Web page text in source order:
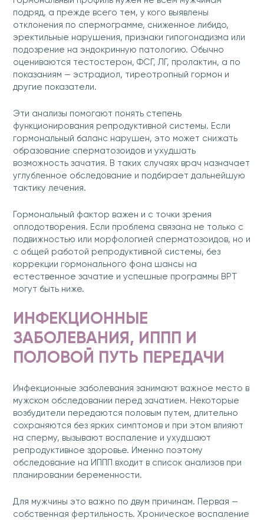
подряд, а прежде всего тем, у кого выявлены
отклонения по спермограмме, сниженное либидо,
эректильные нарушения, признаки гипогонадизма или
подозрение на эндокринную патологию. Обычно
оцениваются тестостерон, ФСГ, ЛГ, пролактин, а по
показаниям — эстрадиол, тиреотропный гормон и
другие показатели.
Эти анализы помогают понять степень
функционирования репродуктивной системы. Если
гормональный баланс нарушен, это может снижать
образование сперматозоидов и ухудшать
возможность зачатия. В таких случаях врач назначает
углубленное обследование и подбирает дальнейшую
тактику лечения.
Гормональный фактор важен и с точки зрения
оплодотворения. Если проблема связана не только с
подвижностью или морфологией сперматозоидов, но и
с общей работой репродуктивной системы, без
коррекции гормонального фона шансы на
естественное зачатие и успешные программы ВРТ
могут быть ниже.
ИНФЕКЦИОННЫЕ
ЗАБОЛЕВАНИЯ, ИППП И
ПОЛОВОЙ ПУТЬ ПЕРЕДАЧИ
Инфекционные заболевания занимают важное место в
мужском обследовании перед зачатием. Некоторые
возбудители передаются половым путем, длительно
сохраняются без ярких симптомов и при этом влияют
на сперму, вызывают воспаление и ухудшают
репродуктивное здоровье. Именно поэтому
обследование на ИППП входит в список анализов при
планировании беременности.
Для мужчины это важно по двум причинам. Первая —
собственная фертильность. Хроническое воспаление